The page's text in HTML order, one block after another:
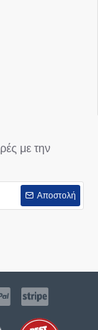
με την
Αποστολή